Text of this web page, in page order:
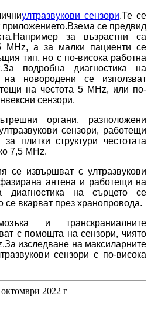
ултразвукови сензори.Те се
приложението.Взема се предвид
за възрастни са
MHz, а за малки пациенти се
тип, но с по-висока работна
подробна диагностика на
новородени се използват
на честота 5 MHz, или по-
сензори.
органи, разположени
сензори, работещи
плитки структури честотата
7,5 MHz.
се извършват с ултразвукови
антена и работещи на
на сърцето се
се вкарват през хранопровода.
и транскраниалните
с помощта на сензори, чиято
изследване на максиларните
сензори с по-висока
2022 г